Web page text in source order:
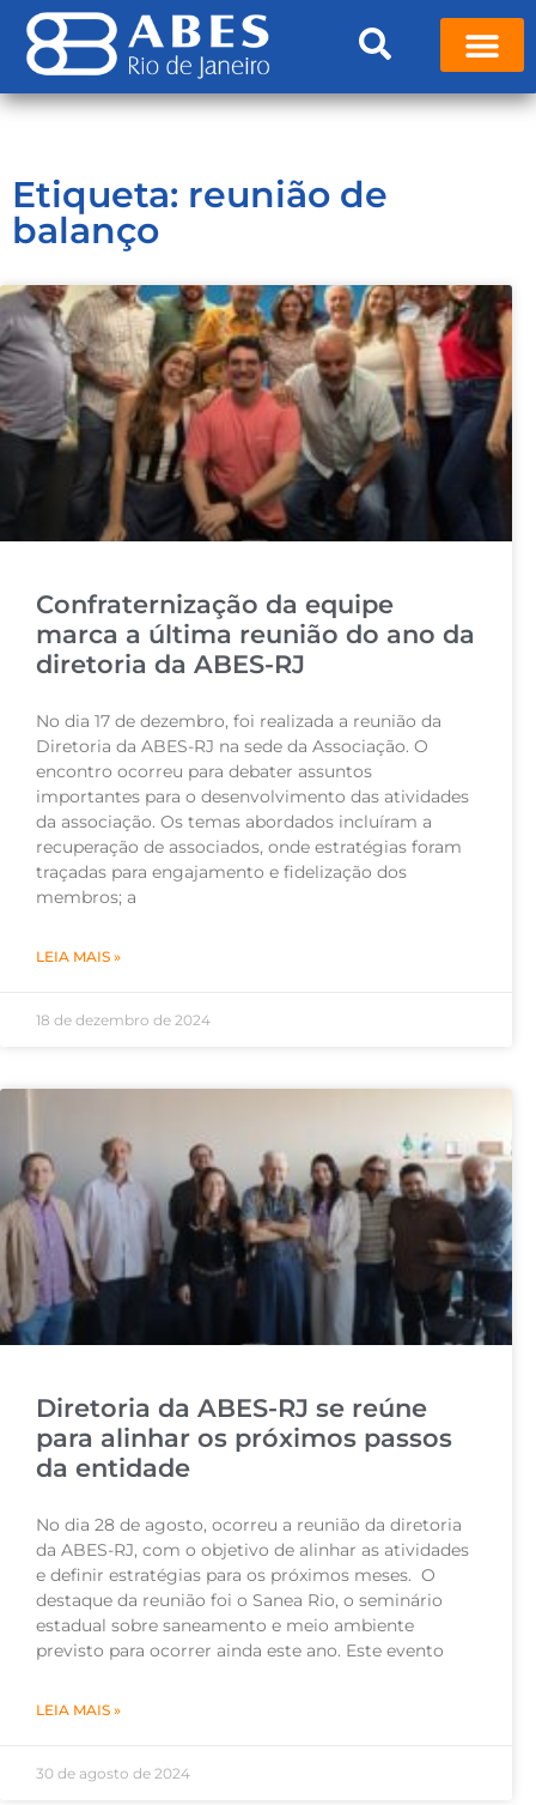
Etiqueta: reunião de
balanço
Confraternização da equipe
marca a última reunião do ano da
diretoria da ABES-RJ
No dia 17 de dezembro, foi realizada a reunião da
Diretoria da ABES-RJ na sede da Associação. O
encontro ocorreu para debater assuntos
importantes para o desenvolvimento das atividades
da associação. Os temas abordados incluíram a
recuperação de associados, onde estratégias foram
traçadas para engajamento e fidelização dos
membros; a
LEIA MAIS »
18 de dezembro de 2024
Diretoria da ABES-RJ se reúne
para alinhar os próximos passos
da entidade
No dia 28 de agosto, ocorreu a reunião da diretoria
da ABES-RJ, com o objetivo de alinhar as atividades
e definir estratégias para os próximos meses. O
destaque da reunião foi o Sanea Rio, o seminário
estadual sobre saneamento e meio ambiente
previsto para ocorrer ainda este ano. Este evento
LEIA MAIS »
30 de agosto de 2024